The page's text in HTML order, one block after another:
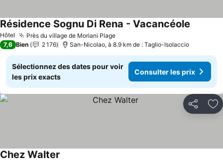
Hôtel Près du village de Moriani PlageConsulter les prix
Résidence Sognu Di Rena - Vacancéole
7,6 Bien 2 176 San-Nicolao, à 8.9 km de : Taglio-Isolaccio
Sélectionnez des dates pour voir
les prix exacts
Consulter les prix
Partager
Chez Walter